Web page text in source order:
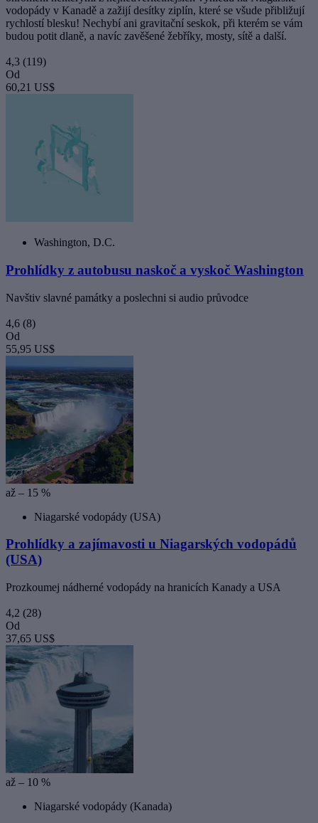
vodopády v Kanadě a zažijí desítky ziplín, které se všude přibližují
rychlostí blesku! Nechybí ani gravitační seskok, při kterém se vám
budou potit dlaně, a navíc zavěšené žebříky, mosty, sítě a další.
4,3 (119)
Od
60,21 US$
Washington, D.C.
Prohlídky z autobusu naskoč a vyskoč Washington
Navštiv slavné památky a poslechni si audio průvodce
4,6 (8)
Od
55,95 US$
až – 15 %
Niagarské vodopády (USA)
Prohlídky a zajímavosti u Niagarských vodopádů
(USA)
Prozkoumej nádherné vodopády na hranicích Kanady a USA
4,2 (28)
Od
37,65 US$
až – 10 %
Niagarské vodopády (Kanada)